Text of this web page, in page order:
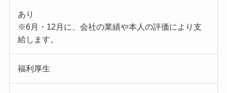
あり
※6月・12月に、会社の業績や本人の評価により支
給します。
福利厚生